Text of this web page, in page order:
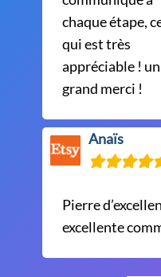
chaque étape,
qui est très
appréciable ! un
grand merci !
Anaïs
Pierre
excellente